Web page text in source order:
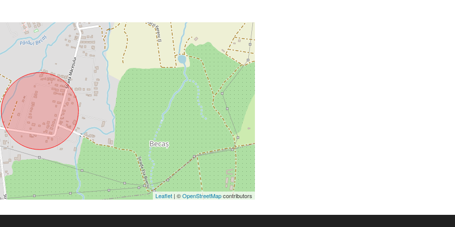
Leaflet| ©OpenStreetMapcontributors